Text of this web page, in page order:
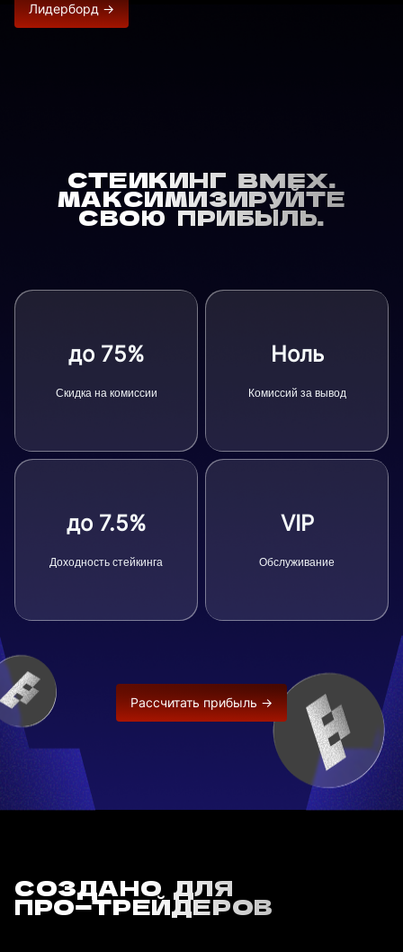
Лидерборд →
СТЕЙКИНГ BMEX.
МАКСИМИЗИРУЙТЕ
СВОЮ ПРИБЫЛЬ.
до 75%
Скидка на комиссии
Ноль
Комиссий за вывод
до 7.5%
Доходность стейкинга
VIP
Обслуживание
Рассчитать прибыль →
СОЗДАНО ДЛЯ
ПРО-ТРЕЙДЕРОВ